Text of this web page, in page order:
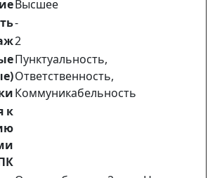
Высшее
-
2
Пунктуальность,
Ответственность,
Коммуникабельность
к